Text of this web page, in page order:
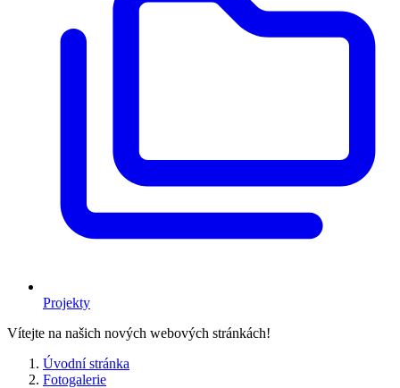
Projekty
Vítejte na našich nových webových stránkách!
Úvodní stránka
Fotogalerie